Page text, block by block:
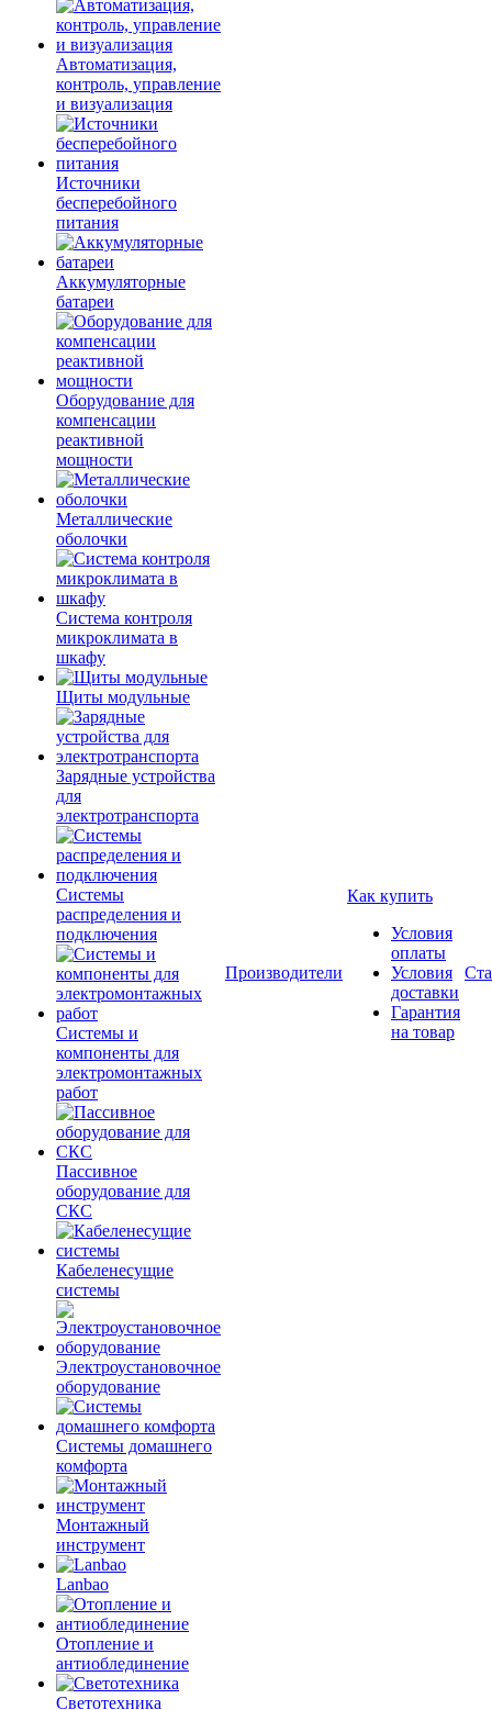
Автоматизация,
контроль, управление
и визуализация
Источники
бесперебойного
питания
Аккумуляторные
батареи
Оборудование для
компенсации
реактивной
мощности
Металлические
оболочки
Система контроля
микроклимата в
шкафу
Щиты модульные
Зарядные устройства
для
электротранспорта
Системы
распределения и
подключения
Системы и
компоненты для
электромонтажных
работ
Пассивное
оборудование для
СКС
Кабеленесущие
системы
Электроустановочное
оборудование
Системы домашнего
комфорта
Монтажный
инструмент
Lanbao
Отопление и
антиоблединение
Светотехника
Производители
Как купить
Условия
оплаты
Условия
доставки
Гарантия
на товар